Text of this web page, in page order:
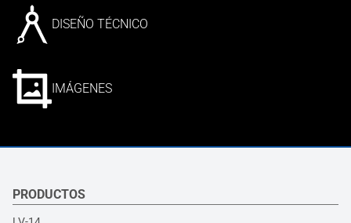
DISEÑO TÉCNICO
IMÁGENES
PRODUCTOS